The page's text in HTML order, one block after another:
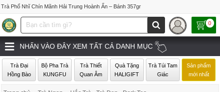
Trà Phổ Nhĩ Chín Mãnh Hải Trung Hoành Ấn – Bánh 357gr
0
NHẤN VÀO ĐÂY XEM TẤT CẢ DANH MỤC
Trà Đại
Hồng Bào
Bộ Pha Trà
KUNGFU
Trà Thiết
Quan Âm
Quà Tặng
HALIGIFT
Trà Túi Tam
Giác
Sản phẩm
mới nhất